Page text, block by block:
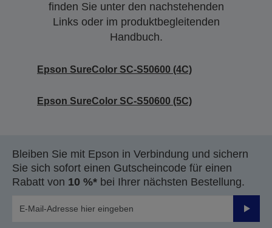
finden Sie unter den nachstehenden
Links oder im produktbegleitenden
Handbuch.
Epson SureColor SC-S50600 (4C)
Epson SureColor SC-S50600 (5C)
Bleiben Sie mit Epson in Verbindung und sichern
Sie sich sofort einen Gutscheincode für einen
Rabatt von 10 %* bei Ihrer nächsten Bestellung.